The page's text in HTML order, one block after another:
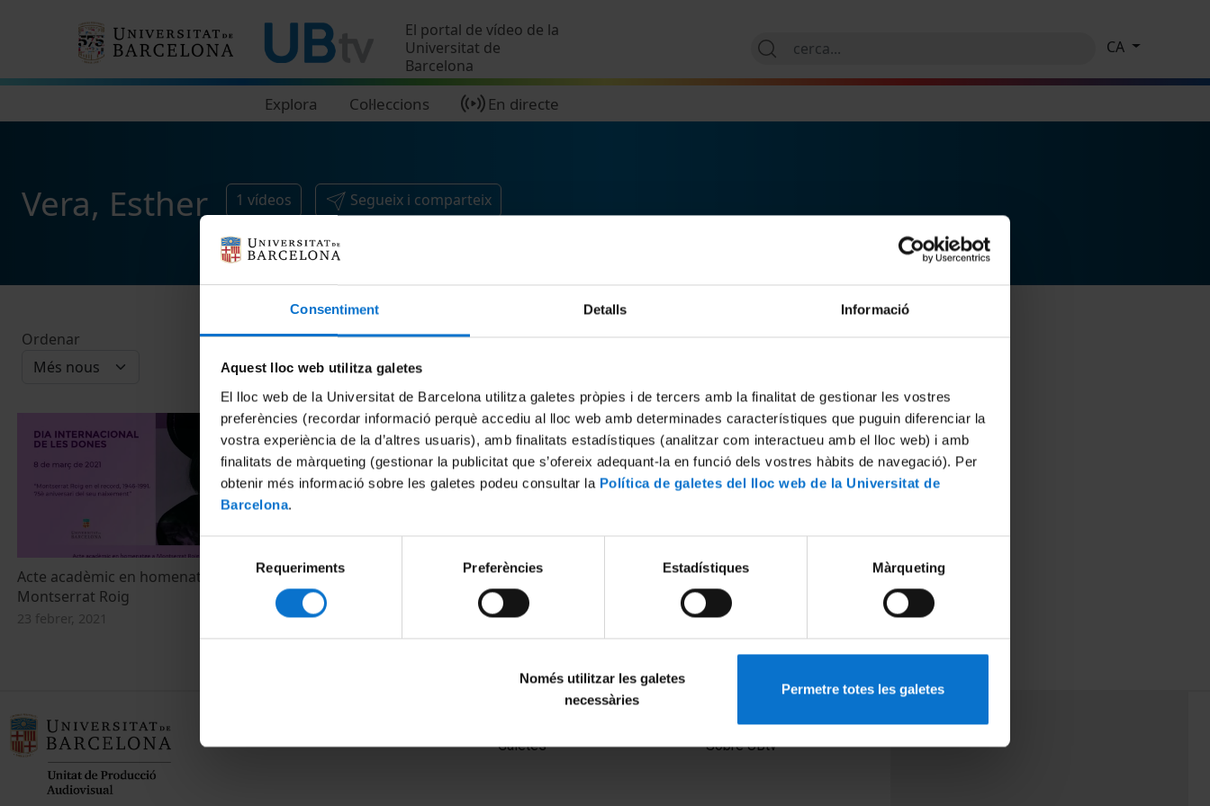
Consentiment Detalls Informació
Aquest lloc web utilitza galetes
El lloc web de la Universitat de Barcelona utilitza galetes pròpies i de tercers amb la finalitat de gestionar les vostres
preferències (recordar informació perquè accediu al lloc web amb determinades característiques que puguin diferenciar la
vostra experiència de la d’altres usuaris), amb finalitats estadístiques (analitzar com interactueu amb el lloc web) i amb
finalitats de màrqueting (gestionar la publicitat que s’ofereix adequant-la en funció dels vostres hàbits de navegació). Per
obtenir més informació sobre les galetes podeu consultar la Política de galetes del lloc web de la Universitat de
Barcelona.
Selecció
consentiment
Requeriments Preferències Estadístiques Màrqueting
Només utilitzar les galetes
necessàries
Permetre totes les galetes
El portal de vídeo de la
Universitat de
Barcelona
Explora Col·leccions En directe
CA
Vera, Esther 1 vídeos Segueix i comparteix
Ordenar
Acte acadèmic en homenatge a
Montserrat Roig
23 febrer, 2021
Galetes
Sobre UBtv